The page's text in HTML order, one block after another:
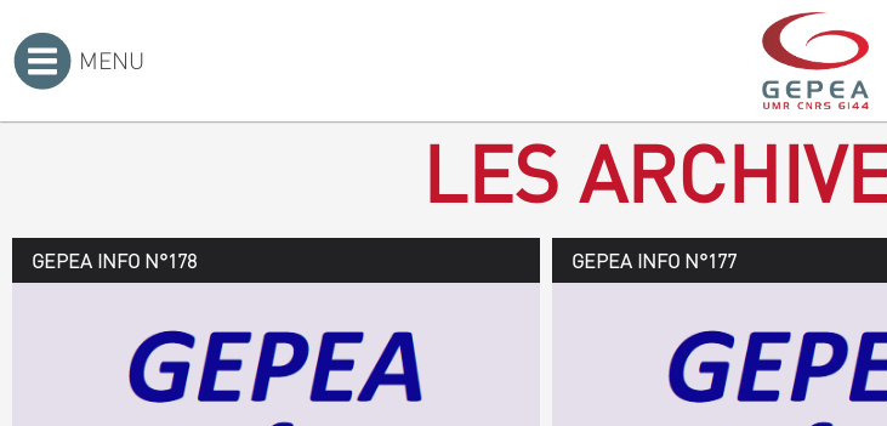
MENU
LES
GEPEA INFO N°178
GEPEA Infos n°178
Novembre 2019 > janvier 2020
TÉLÉCHARGEZ LE GEPEA
GEPEA INFO N°177